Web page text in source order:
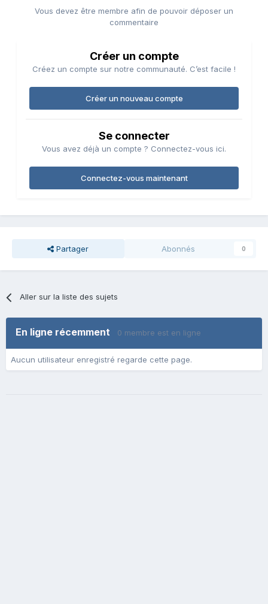
Vous devez être membre afin de pouvoir déposer un
commentaire
Créer un compte
Créez un compte sur notre communauté. C’est facile !
Créer un nouveau compte
Se connecter
Vous avez déjà un compte ? Connectez-vous ici.
Connectez-vous maintenant
Partager Abonnés 0
Aller sur la liste des sujets
En ligne récemment 0 membre est en ligne
Aucun utilisateur enregistré regarde cette page.